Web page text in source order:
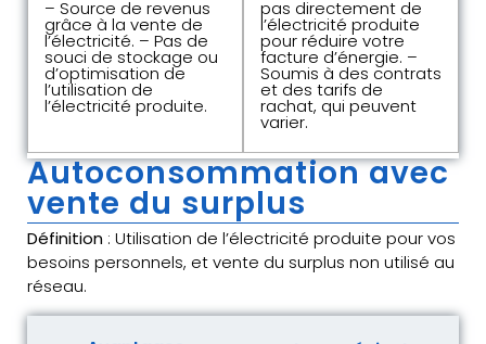
– Source de revenus
grâce à la vente de
l’électricité. – Pas de
souci de stockage ou
d’optimisation de
l’utilisation de
l’électricité produite.
pas directement de
l’électricité produite
pour réduire votre
facture d’énergie. –
Soumis à des contrats
et des tarifs de
rachat, qui peuvent
varier.
Autoconsommation avec
vente du surplus
Définition : Utilisation de l’électricité produite pour vos
besoins personnels, et vente du surplus non utilisé au
réseau.